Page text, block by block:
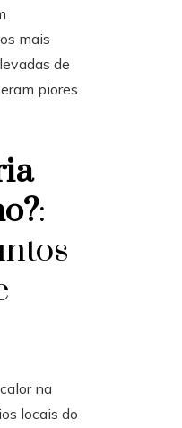
mais
de
piores
:
na
locais do